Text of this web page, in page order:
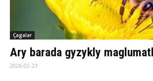
Çagalar
Ary barada gyzykly
2026-02-23